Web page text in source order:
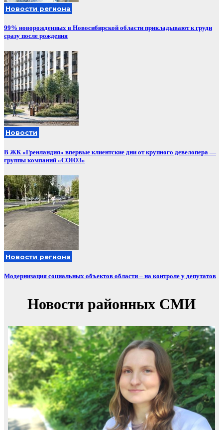
Новости региона
99% новорожденных в Новосибирской области прикладывают к груди
сразу после рождения
Новости
В ЖК «Гренландия» впервые клиентские дни от крупного девелопера —
группы компаний «СОЮЗ»
Новости региона
Модернизация социальных объектов области – на контроле у депутатов